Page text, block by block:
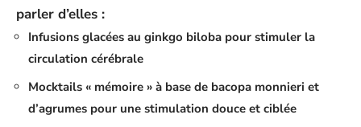
parler d’elles :
Infusions glacées au ginkgo biloba pour stimuler la
circulation cérébrale
Mocktails « mémoire » à base de bacopa monnieri et
d’agrumes pour une stimulation douce et ciblée